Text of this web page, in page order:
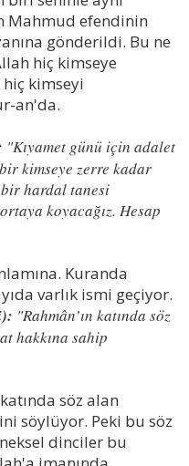
Mahmud efendinin
gönderildi. Bu ne
hiç kimseye
hiç kimseyi
an'da.
"Kıyamet günü için adalet
kimseye zerre kadar
bir hardal tanesi
koyacağız. Hesap
Kuranda
varlık ismi geçiyor.
"Rahmân’ın katında söz
hakkına sahip
söz alan
söylüyor. Peki bu söz
dinciler bu